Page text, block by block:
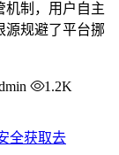
制，用户自主
源规避了平台挪
1.2K